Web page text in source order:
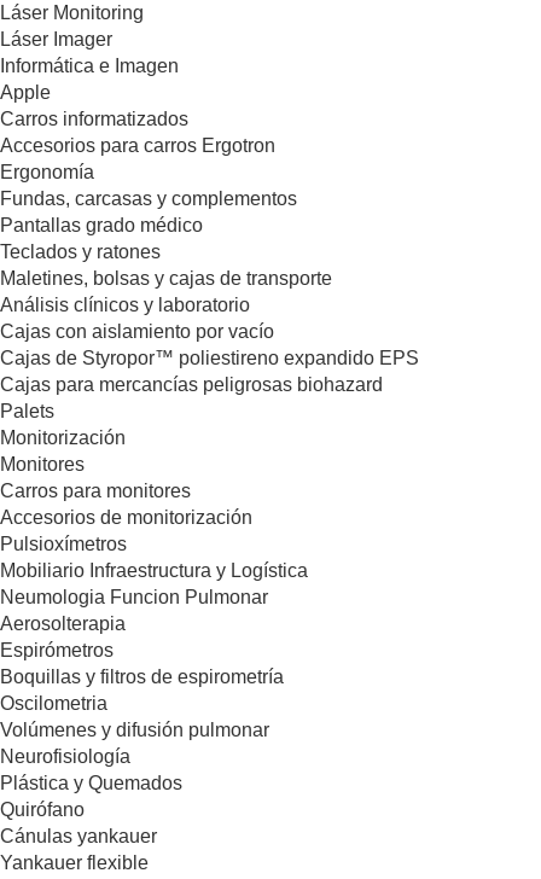
Láser Monitoring
Láser Imager
Informática e Imagen
Apple
Carros informatizados
Accesorios para carros Ergotron
Ergonomía
Fundas, carcasas y complementos
Pantallas grado médico
Teclados y ratones
Maletines, bolsas y cajas de transporte
Análisis clínicos y laboratorio
Cajas con aislamiento por vacío
Cajas de Styropor™ poliestireno expandido EPS
Cajas para mercancías peligrosas biohazard
Palets
Monitorización
Monitores
Carros para monitores
Accesorios de monitorización
Pulsioxímetros
Mobiliario Infraestructura y Logística
Neumologia Funcion Pulmonar
Aerosolterapia
Espirómetros
Boquillas y filtros de espirometría
Oscilometria
Volúmenes y difusión pulmonar
Neurofisiología
Plástica y Quemados
Quirófano
Cánulas yankauer
Yankauer flexible